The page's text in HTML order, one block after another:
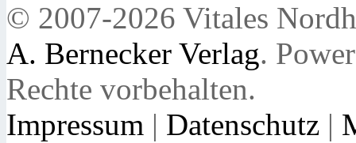
© 2007-2026 Vitales
A. Bernecker Verlag.
Rechte vorbehalten.
Impressum | Datenschutz |